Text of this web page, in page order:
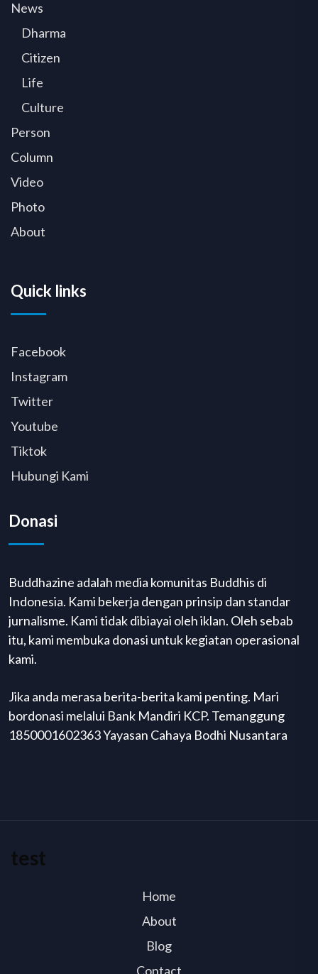
News
Dharma
Citizen
Life
Culture
Person
Column
Video
Photo
About
Quick links
Facebook
Instagram
Twitter
Youtube
Tiktok
Hubungi Kami
Donasi
Buddhazine adalah media komunitas Buddhis di
Indonesia. Kami bekerja dengan prinsip dan standar
jurnalisme. Kami tidak dibiayai oleh iklan. Oleh sebab
itu, kami membuka donasi untuk kegiatan operasional
kami.
Jika anda merasa berita-berita kami penting. Mari
bordonasi melalui Bank Mandiri KCP. Temanggung
1850001602363 Yayasan Cahaya Bodhi Nusantara
test
Home
About
Blog
Contact